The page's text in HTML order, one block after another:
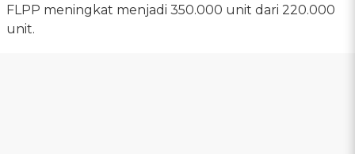
FLPP meningkat menjadi 350.000 unit dari 220.000
unit.